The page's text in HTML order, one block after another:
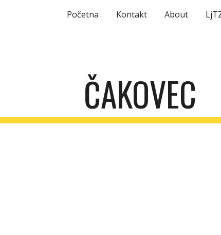
Skip to main content Skip
Početna Kontakt About
ČAKOVEC